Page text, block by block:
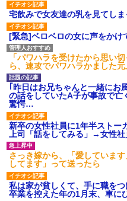
【ネット騒然】惨殺されたタ
ワマン頂き女子のこの動画、す
げえええええｗｗｗｗｗｗｗｗ
ｗｗｗ
【愕然】白のクラウン俺氏、
高速道路左車線を制限速度で走
った結果wwwwwwwwwwww
百年の恋12-899 食べた量を
張り合ってくる
【悲報】佐藤輝明・・・２軍
でも盛大にやらかす←あまり悲
しませないでくれ
宅飲みで女友達の乳を見てしま
[緊急]ベロベロの女に声をかけ
「パワハラを受けたから思い
ら、速攻でパワハラかました
｢昨日はお兄ちゃんと一緒にお
の話をしていたA子が事故で
驚愕…
新卒の女性社員に1年半ストー
上司「話をしてみる」→女性
さっき嫁から、「愛していま
してます」って送ったら
私は家が貧しくて、手に職を
卒業を控えた年の1月末、車に